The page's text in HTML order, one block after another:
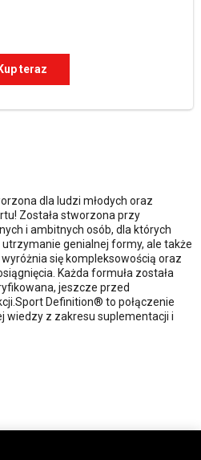
Kup teraz
dla ludzi młodych oraz
Została stworzona przy
i ambitnych osób, dla których
genialnej formy, ale także
się kompleksowością oraz
Każda formuła została
jeszcze przed
Definition® to połączenie
wiedzy z zakresu suplementacji i